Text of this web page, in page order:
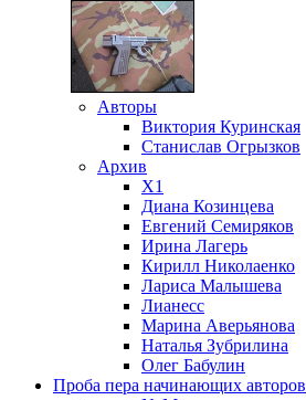
Авторы
Виктория Куринская
Станислав Огрызков
Архив
X1
Диана Козинцева
Евгений Семиряков
Ирина Лагерь
Кирилл Николаенко
Лариса Малышева
Лианесс
Марина Аверьянова
Наталья Зубрилина
Олег Бабулин
Проба пера начинающих авторов